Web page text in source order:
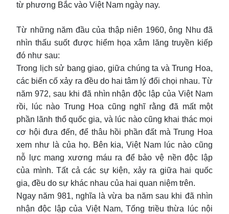
từ phương Bắc vào Việt Nam ngày nay.
Từ những năm đầu của thập niên 1960, ông Nhu đã
nhìn thấu suốt được hiểm họa xâm lăng truyền kiếp
đó như sau:
Trong lịch sử bang giao, giữa chúng ta và Trung Hoa,
các biến cố xảy ra đều do hai tâm lý đối chọi nhau. Từ
năm 972, sau khi đã nhìn nhận độc lập của Việt Nam
rồi, lúc nào Trung Hoa cũng nghĩ rằng đã mất một
phần lãnh thổ quốc gia, và lúc nào cũng khai thác mọi
cơ hội đưa đến, để thâu hồi phần đất mà Trung Hoa
xem như là của họ. Bên kia, Việt Nam lúc nào cũng
nỗ lực mang xương máu ra để bảo vệ nền độc lập
của mình. Tất cả các sự kiện, xảy ra giữa hai quốc
gia, đều do sự khác nhau của hai quan niệm trên.
Ngay năm 981, nghĩa là vừa ba năm sau khi đã nhìn
nhận độc lập của Việt Nam, Tống triều thừa lúc nội